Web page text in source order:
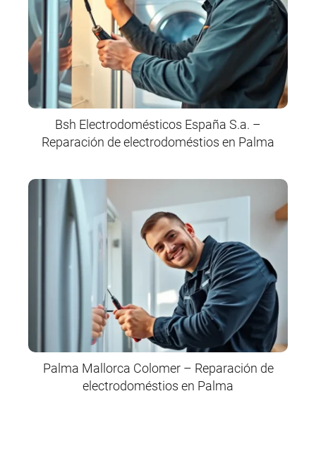
Bsh Electrodomésticos España S.a. –
Reparación de electrodoméstios en Palma
Palma Mallorca Colomer – Reparación de
electrodoméstios en Palma